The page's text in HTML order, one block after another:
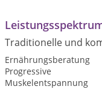
Traditionelle und
Ernährungsberatung
Progressive
Muskelentspannung